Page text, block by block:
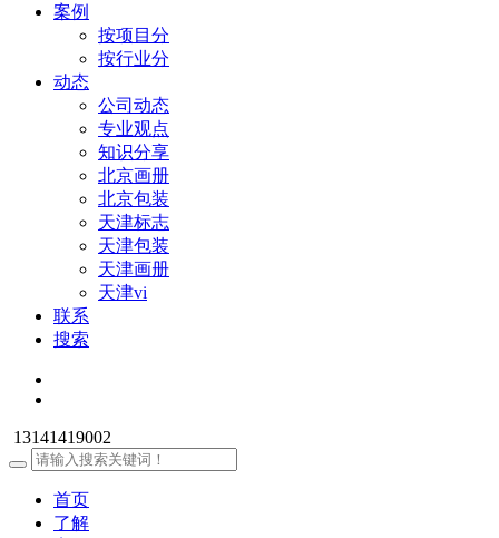
案例
按项目分
按行业分
动态
公司动态
专业观点
知识分享
北京画册
北京包装
天津标志
天津包装
天津画册
天津vi
联系
搜索
13141419002
首页
了解